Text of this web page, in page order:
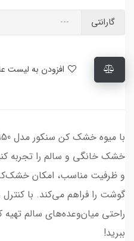
گارانتی
خشک خانگی و سالم را تجربه
و ظرفیت مناسب، امکان
گوشت را فراهم می‌کند. با
راحتی میان‌وعده‌های سالم
ببرید!